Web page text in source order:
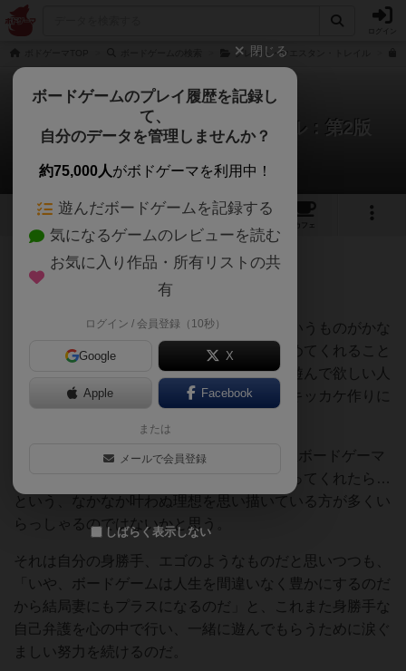
グレート・ウエスタン・トレイル
グレート・ウエスタン・トレイル：第2版
山本 右近さんのレビュー
3 7
カフェ
622名 17名 0 12ヶ月前
ボードゲームにおいてわたしは、テーマというものがかな
り重要だと考えている。ゲームの理解を深めてくれること
もあるし、奥様や家族、友人など、一緒に遊んで欲しい人
生の伴走者の方たちに興味を持ってもらうキッカケ作りに
特に(奥様が元々ゲーマーではない)既婚男性ボードゲーマ
ーの方々の中には、奥様がゲームに付き合ってくれたら…
という、なかなか叶わぬ理想を思い描いている方が多くい
らっしゃるのではないかと思う。
それは自分の身勝手、エゴのようなものだと思いつつも、
「いや、ボードゲームは人生を間違いなく豊かにするのだ
から結局妻にもプラスになるのだ」と、これまた身勝手な
自己弁護を心の中で行い、一緒に遊んでもらうために涙ぐ
ましい努力を続けるのだ。
閉じる
ボードゲームのプレイ履歴を記録し
て、
自分のデータを管理しませんか？
約75,000人がボドゲーマを利用中！
遊んだボードゲームを記録する
気になるゲームのレビューを読む
お気に入り作品・所有リストの共
有
ログイン / 会員登録（10秒）
Google X
Apple Facebook
または
メールで会員登録
しばらく表示しない